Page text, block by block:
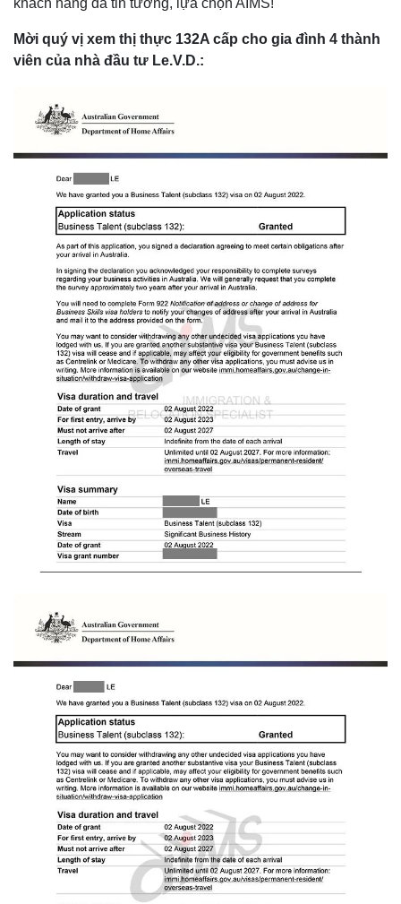
khách hàng đã tin tưởng, lựa chọn AIMS!
Mời quý vị xem thị thực 132A cấp cho gia đình 4 thành
viên của nhà đầu tư Le.V.D.: